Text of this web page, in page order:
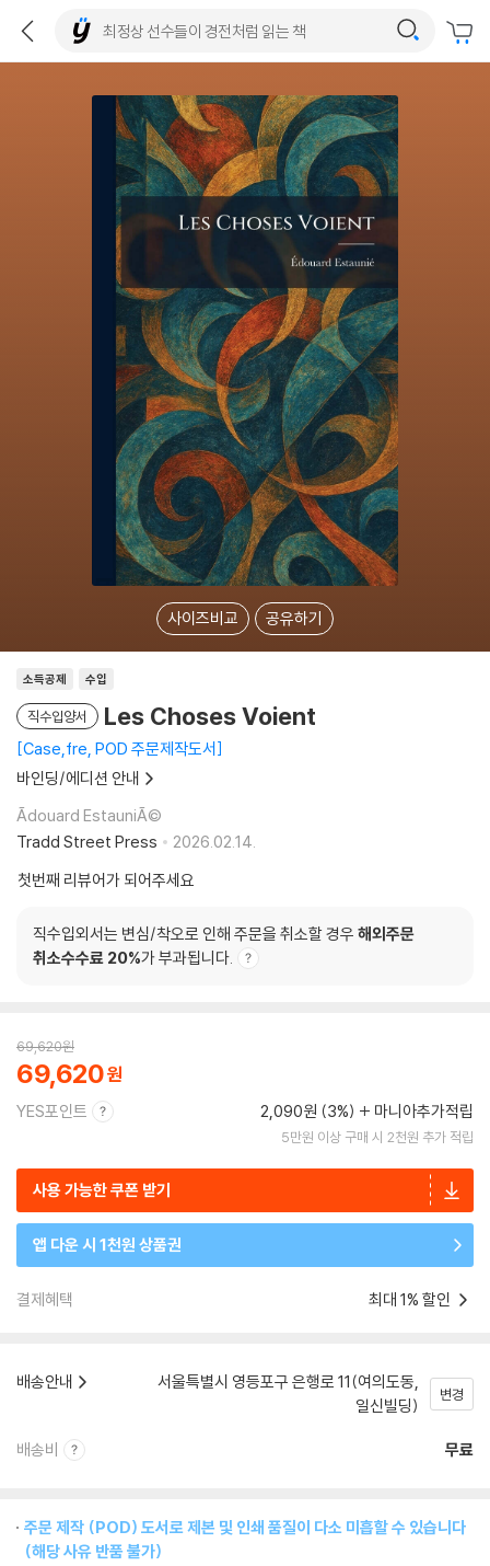
사이즈비교 공유하기
소득공제 수입
직수입양서 Les Choses Voient
Case,fre, POD 주문제작도서
바인딩/에디션 안내
Ãdouard EstauniÃ©
Tradd Street Press
2026.02.14.
첫번째 리뷰어가 되어주세요
직수입외서는 변심/착오로 인해 주문을 취소할 경우 해외주문
취소수수료 20%가 부과됩니다.
69,620원
69,620
YES포인트 2,090원 (3%) 마니아추가적립
5만원 이상 구매 시 2천원 추가 적립
사용 가능한 쿠폰 받기
앱 다운 시 1천원 상품권
결제혜택 최대 1% 할인
배송안내
서울특별시 영등포구 은행로 11(여의도동,
일신빌딩)
변경
배송비 무료
주문 제작 (POD) 도서로 제본 및 인쇄 품질이 다소 미흡할 수 있습니다
(해당 사유 반품 불가)